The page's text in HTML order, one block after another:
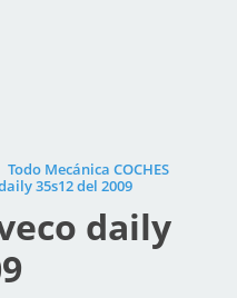
Todo Mecánica COCHES
35s12 del 2009
daily